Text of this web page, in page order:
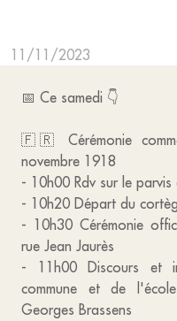
11/11/2023
📅 Ce samedi 👇
🇫🇷 Cérémonie
novembre 1918
- 10h00 Rdv sur le parvis
- 10h20 Départ du
- 10h30 Cérémonie
rue Jean Jaurès
- 11h00 Discours et
commune et de
Georges Brassens